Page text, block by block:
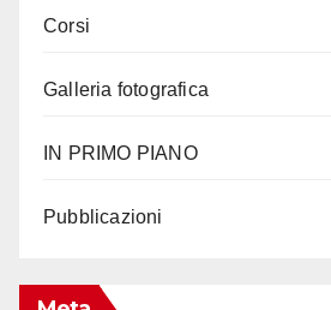
Corsi
Galleria fotografica
IN PRIMO PIANO
Pubblicazioni